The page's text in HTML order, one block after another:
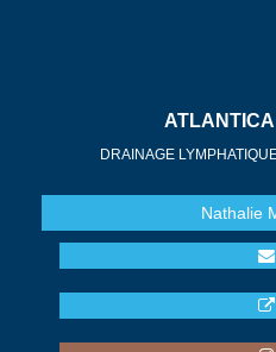
DRAINAGE
Nathalie